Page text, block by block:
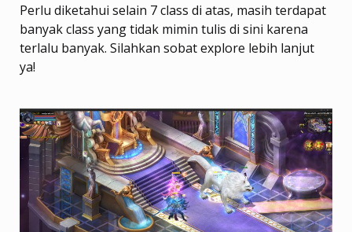
Perlu diketahui selain 7 class di atas, masih terdapat
banyak class yang tidak mimin tulis di sini karena
terlalu banyak. Silahkan sobat explore lebih lanjut
ya!